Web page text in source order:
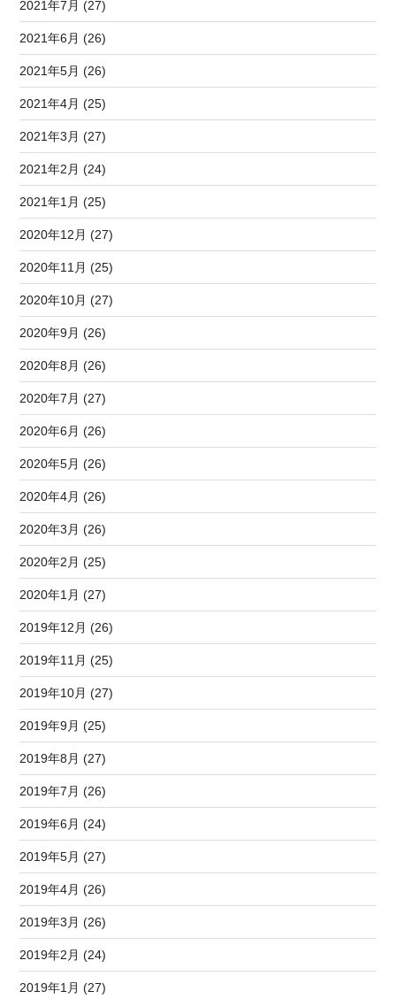
2021年7月 (27)
2021年6月 (26)
2021年5月 (26)
2021年4月 (25)
2021年3月 (27)
2021年2月 (24)
2021年1月 (25)
2020年12月 (27)
2020年11月 (25)
2020年10月 (27)
2020年9月 (26)
2020年8月 (26)
2020年7月 (27)
2020年6月 (26)
2020年5月 (26)
2020年4月 (26)
2020年3月 (26)
2020年2月 (25)
2020年1月 (27)
2019年12月 (26)
2019年11月 (25)
2019年10月 (27)
2019年9月 (25)
2019年8月 (27)
2019年7月 (26)
2019年6月 (24)
2019年5月 (27)
2019年4月 (26)
2019年3月 (26)
2019年2月 (24)
2019年1月 (27)